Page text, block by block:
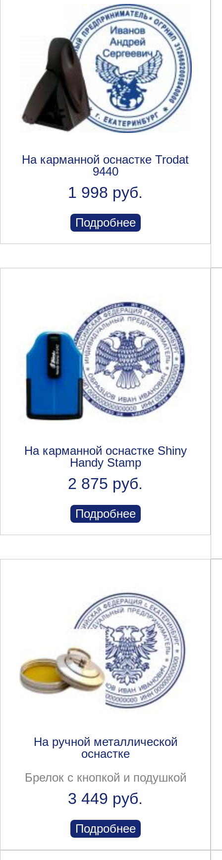
На карманной оснастке Trodat
9440
1 998 руб.
Подробнее
На карманной оснастке Shiny
Handy Stamp
2 875 руб.
Подробнее
На ручной металлической
оснастке
Брелок с кнопкой и подушкой
3 449 руб.
Подробнее